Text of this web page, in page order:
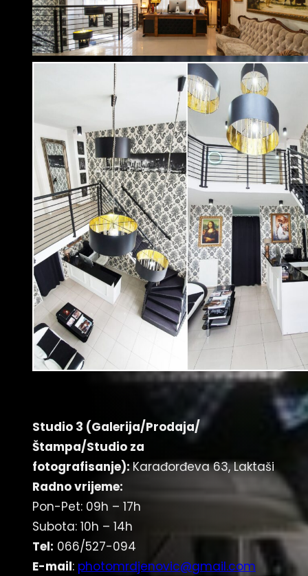
Studio 3 (Galerija/Prodaja/
Štampa/Studio za
fotografisanje):Karađorđeva 63, Laktaši
Radno vrijeme:
Pon-Pet: 09h – 17h
Subota: 10h – 14h
Tel: 066/527-094
E-mail: photomrdjenovic@gmail.com